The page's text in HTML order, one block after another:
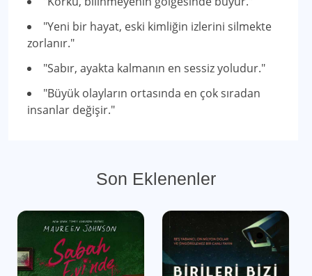
"Yeni bir hayat, eski kimliğin izlerini silmekte
zorlanır."
"Sabır, ayakta kalmanın en sessiz yoludur."
"Büyük olayların ortasında en çok sıradan
insanlar değişir."
Son Eklenenler